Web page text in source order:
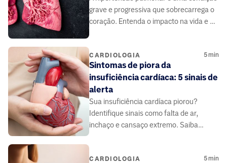
grave e progressiva que sobrecarrega o
coração. Entenda o impacto na vida e a
CARDIOLOGIA 5min
Sintomas de piora da
insuficiência cardíaca: 5 sinais de
alerta
Sua insuficiência cardíaca piorou?
Identifique sinais como falta de ar,
inchaço e cansaço extremo. Saiba
CARDIOLOGIA 5min